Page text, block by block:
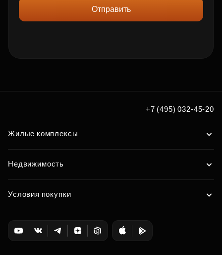
Отправить
+7 (495) 032-45-20
Жилые комплексы
Недвижимость
Условия покупки